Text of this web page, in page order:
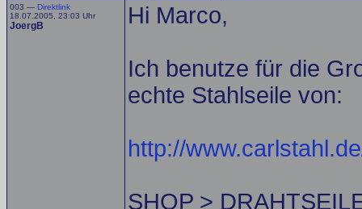
003 — Direktlink
18.07.2005, 23:03 Uhr
JoergB Hi Marco,
Ich benutze für die
echte Stahlseile von:
http://
SHOP >